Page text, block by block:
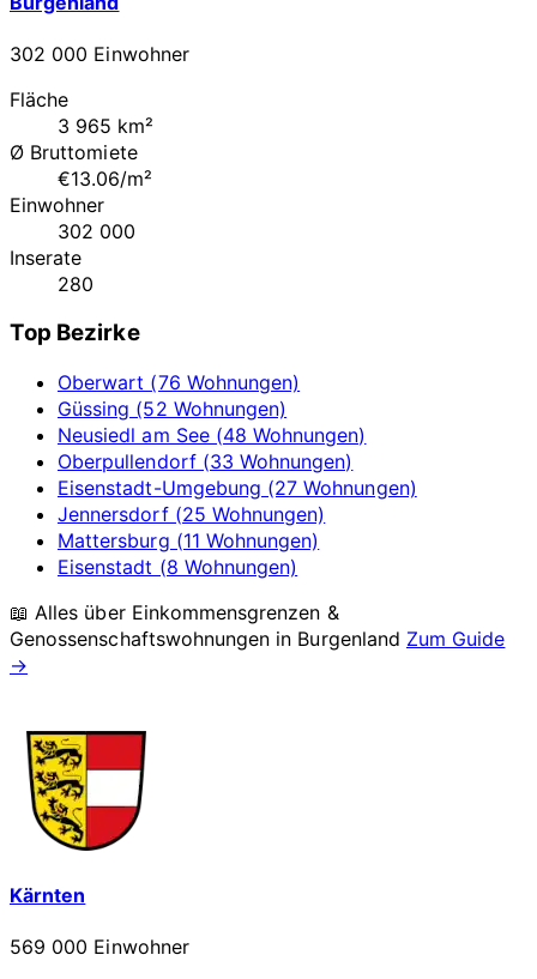
302 000 Einwohner
Fläche
3 965 km²
Ø Bruttomiete
€13.06/m²
Einwohner
302 000
Inserate
280
Top Bezirke
Oberwart (76 Wohnungen)
Güssing (52 Wohnungen)
Neusiedl am See (48 Wohnungen)
Oberpullendorf (33 Wohnungen)
Eisenstadt-Umgebung (27 Wohnungen)
Jennersdorf (25 Wohnungen)
Mattersburg (11 Wohnungen)
Eisenstadt (8 Wohnungen)
📖 Alles über Einkommensgrenzen &
Genossenschaftswohnungen in Burgenland Zum Guide
→
Kärnten
569 000 Einwohner